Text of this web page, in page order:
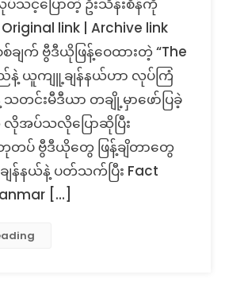
ဖမ်း
တယ်
ဆို
တဲ့
သတင်း
တု
သင့်ပြောတဲ့ ဦးသိန်းစိန်ကို
link | Archive link
က် ဗွီဒီယိုဖြန့်ဝေထားတဲ့ “The
ည်နဲ့ ယူကျူ့ချန်နယ်ဟာ လုပ်ကြံ
တင်းမီဒီယာ တချို့မှာဖော်ပြခဲ့
ပ်သလိုပြောဆိုပြီး
တပ် ဗွီဒီယိုတွေ ဖြန့်ချိတာတွေ
ျန်နယ်နဲ့ ပတ်သက်ပြီး Fact
[…]